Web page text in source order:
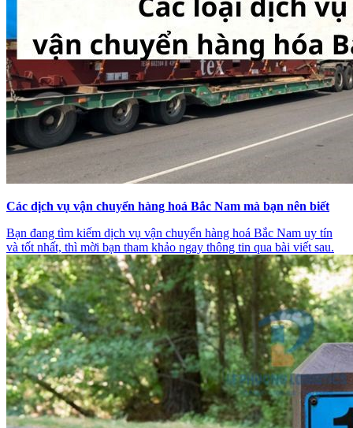
Các dịch vụ vận chuyển hàng hoá Bắc Nam mà bạn nên biết
Bạn đang tìm kiếm dịch vụ vận chuyển hàng hoá Bắc Nam uy tín
và tốt nhất, thì mời bạn tham khảo ngay thông tin qua bài viết sau.